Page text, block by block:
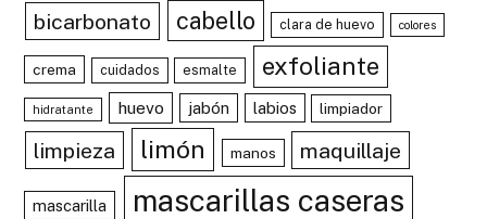
bicarbonato cabello clara de huevo colores
crema cuidados esmalte exfoliante
hidratante huevo jabón labios limpiador
limpieza limón manos maquillaje
mascarilla mascarillas caseras